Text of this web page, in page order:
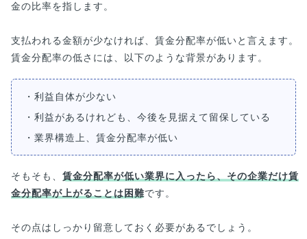
金の比率を指します。
支払われる金額が少なければ、賃金分配率が低いと言えます。
賃金分配率の低さには、以下のような背景があります。
・利益自体が少ない
・利益があるけれども、今後を見据えて留保している
・業界構造上、賃金分配率が低い
そもそも、 賃金分配率が低い業界に入ったら、その企業だけ賃
金分配率が上がることは困難です。
その点はしっかり留意しておく必要があるでしょう。